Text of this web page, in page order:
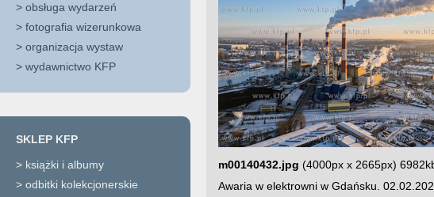
> obsługa wydarzeń
> fotografia wizerunkowa
> organizacja wystaw
> wydawnictwo KFP
SKLEP KFP
> książki i albumy
> odbitki kolekcjonerskie
m00140432.jpg (4000px x 2665px)
Awaria w elektrowni w Gdańsku.